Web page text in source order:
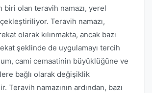
biri olan teravih namazı, yerel
Teravih namazı,
olarak kılınmakta, ancak bazı
şeklinde de uygulamayı tercih
cami cemaatinin büyüklüğüne ve
bağlı olarak değişiklik
Teravih namazının ardından, bazı